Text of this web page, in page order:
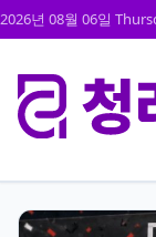
2026년 08월 06일